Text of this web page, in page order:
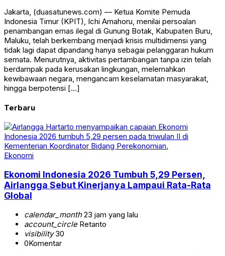
Jakarta, (duasatunews.com) — Ketua Komite Pemuda
Indonesia Timur (KPIT), Ichi Amahoru, menilai persoalan
penambangan emas ilegal di Gunung Botak, Kabupaten Buru,
Maluku, telah berkembang menjadi krisis multidimensi yang
tidak lagi dapat dipandang hanya sebagai pelanggaran hukum
semata. Menurutnya, aktivitas pertambangan tanpa izin telah
berdampak pada kerusakan lingkungan, melemahkan
kewibawaan negara, mengancam keselamatan masyarakat,
hingga berpotensi […]
Terbaru
Ekonomi
Ekonomi Indonesia 2026 Tumbuh 5,29 Persen,
Airlangga Sebut Kinerjanya Lampaui Rata-Rata
Global
calendar_month23 jam yang lalu
account_circleRetanto
visibility30
0Komentar